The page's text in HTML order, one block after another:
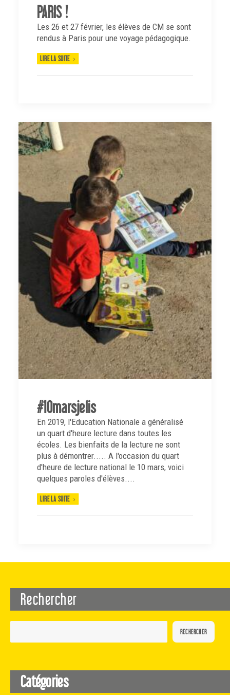
PARIS !
Les 26 et 27 février, les élèves de CM se sont
rendus à Paris pour une voyage pédagogique.
LIRE LA SUITE
#10marsjelis
En 2019, l'Education Nationale a généralisé
un quart d'heure lecture dans toutes les
écoles. Les bienfaits de la lecture ne sont
plus à démontrer..... A l'occasion du quart
d'heure de lecture national le 10 mars, voici
quelques paroles d'élèves....
LIRE LA SUITE
Rechercher
RECHERCHER
Catégories